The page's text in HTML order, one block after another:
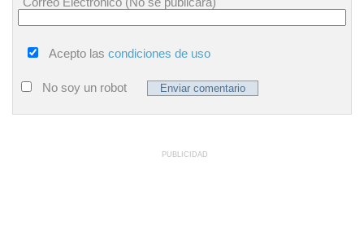
Acepto las condiciones de uso
No soy un robot
PUBLICIDAD